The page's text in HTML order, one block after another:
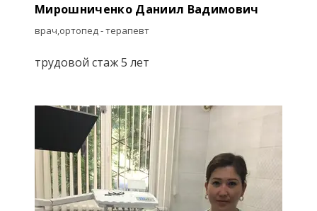
Мирошниченко Даниил Вадимович
врач,ортопед - терапевт
трудовой стаж 5 лет